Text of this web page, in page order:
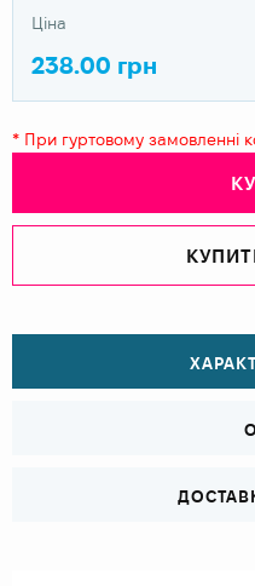
Ціна
238.00 грн
* При гуртовому замовленні